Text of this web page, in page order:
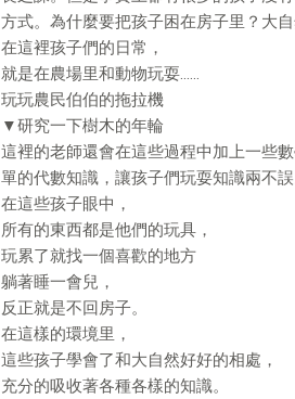
方式。為什麼要把孩子困在房子里？大
在這裡孩子們的日常，
就是在農場里和動物玩耍……
玩玩農民伯伯的拖拉機
▼研究一下樹木的年輪
這裡的老師還會在這些過程中加上一些
單的代數知識，讓孩子們玩耍知識兩不誤
在這些孩子眼中，
所有的東西都是他們的玩具，
玩累了就找一個喜歡的地方
躺著睡一會兒，
反正就是不回房子。
在這樣的環境里，
這些孩子學會了和大自然好好的相處，
充分的吸收著各種各樣的知識。